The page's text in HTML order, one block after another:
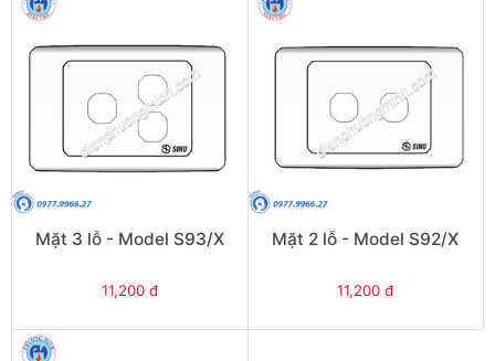
Mặt 3 lỗ - Model S93/X
11,200 đ
Mặt 2 lỗ - Model S92/X
11,200 đ